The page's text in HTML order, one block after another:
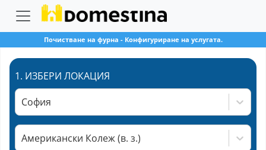
Почистване на фурна - Конфигуриране на услугата.
1. ИЗБЕРИ ЛОКАЦИЯ
София
Американски Колеж (в. з.)